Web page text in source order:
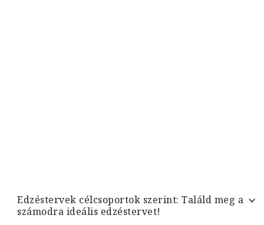
Edzéstervek célcsoportok szerint: Találd meg a
számodra ideális edzéstervet!